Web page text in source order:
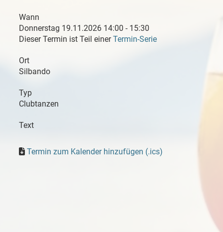
Wann
Donnerstag 19.11.2026 14:00 - 15:30
Dieser Termin ist Teil einerTermin-Serie
Ort
Silbando
Typ
Clubtanzen
Text
Termin zum Kalender hinzufügen (.ics)